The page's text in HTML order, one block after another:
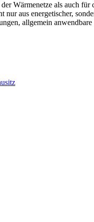
Wärmenetze als auch
aus energetischer,
allgemein